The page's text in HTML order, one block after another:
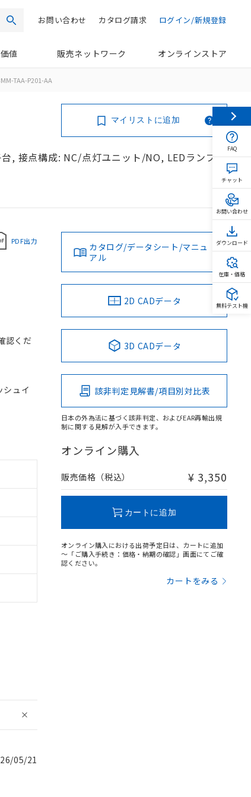
検索 ログイン/新規登録
カタログ請求
お問い合わせ
値 販売ネットワーク オンラインストア
TAA-P201-AA
, 接点構成: NC/点灯ユニット/NO, LEDランプ
マイリストに追加
PDF出力
認くだ
ュイ
05/21
カタログ/データシート/マニュ
アル
2D CADデータ
3D CADデータ
該非判定見解書/項目別対比表
日本の外為法に基づく該非判定、およびEAR再輸出規
制に関する見解が入手できます。
オンライン購入
販売価格（税込） ¥ 3,350
カートに追加
オンライン購入における出荷予定日は、カートに追加
～「ご購入手続き：価格・納期の確認」画面にてご確
認ください。
カートをみる
FAQ
チャット
お問い合わせ
ダウンロード
在庫・価格
無料テスト機